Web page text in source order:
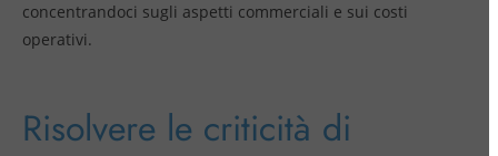
concentrandoci sugli aspetti commerciali e sui costi
operativi.
Risolvere le criticità di